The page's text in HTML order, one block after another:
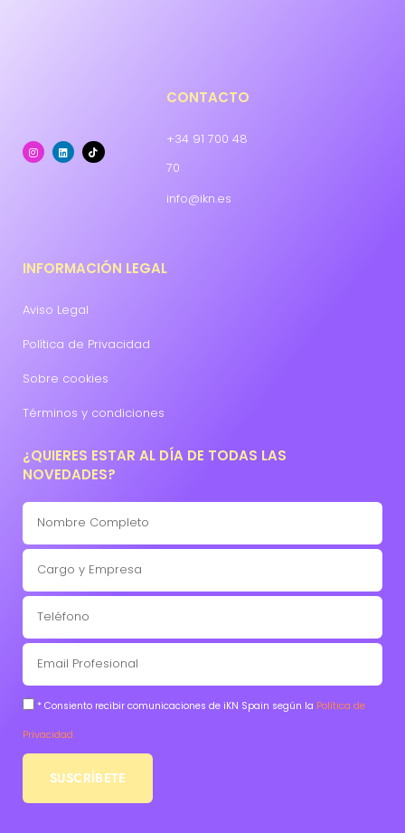
CONTACTO
+34 91 700 48
70
info@ikn.es
INFORMACIÓN LEGAL
Aviso Legal
Política de Privacidad
Sobre cookies
Términos y condiciones
¿QUIERES ESTAR AL DÍA DE TODAS LAS
NOVEDADES?
* Consiento recibir comunicaciones de iKN Spain según la Política de
Privacidad
SUSCRÍBETE